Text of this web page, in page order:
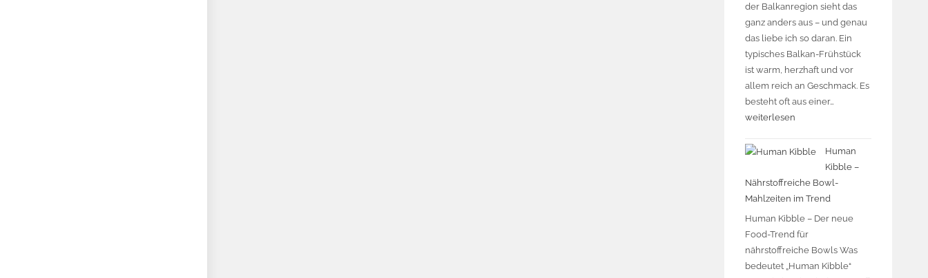
der Balkanregion sieht das
ganz anders aus – und genau
das liebe ich so daran. Ein
typisches Balkan-Frühstück
ist warm, herzhaft und vor
allem reich an Geschmack. Es
besteht oft aus einer…
weiterlesen
Human
Kibble –
Nährstoffreiche Bowl-
Mahlzeiten im Trend
Human Kibble – Der neue
Food-Trend für
nährstoffreiche Bowls Was
bedeutet „Human Kibble“